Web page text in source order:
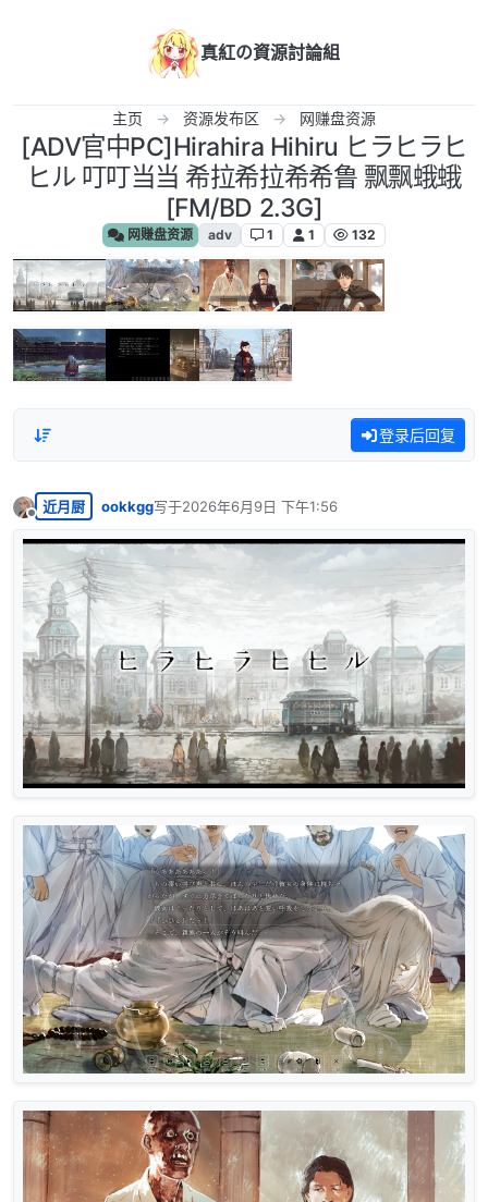
真紅の資源討論組
主页 资源发布区 网赚盘资源
[ADV官中PC]Hirahira Hihiru ヒラヒラヒ
ヒル 叮叮当当 希拉希拉希希鲁 飘飘蛾蛾
[FM/BD 2.3G]
网赚盘资源 adv 1 1 132
登录后回复
离线
近月厨 ookkgg写于2026年6月9日 下午1:56
最后由 编辑